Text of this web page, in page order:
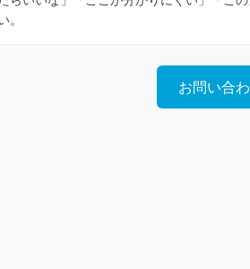
。
お問い合